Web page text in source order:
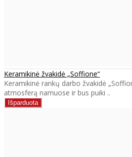
Keramikinė žvakidė „Soffione“
Keramikinė rankų darbo žvakidė
atmosferą namuose ir bus puiki ..